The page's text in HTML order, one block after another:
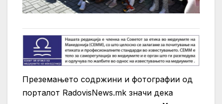
Преземањето содржини и фотографии од
порталот RadovisNews.mk значи дека